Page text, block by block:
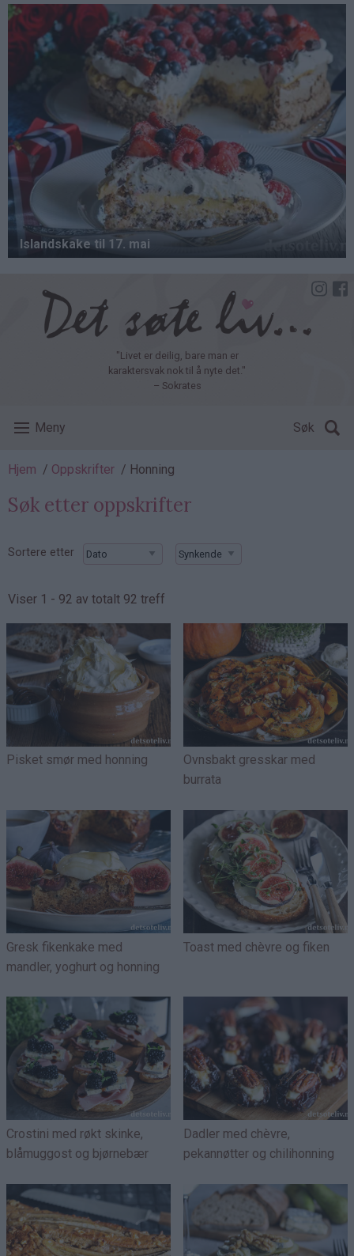
Hopp
hovedinnhold
"Livet er deilig, bare man er
karaktersvak nok til å nyte det."
– Sokrates
Meny Søk
Navigasjonssti
Hjem Oppskrifter Honning
Søk etter oppskrifter
Sortere etter
Viser 1 - 92 av totalt 92 treff
Pisket smør med honning
Ovnsbakt gresskar med
burrata
Gresk fikenkake med
mandler, yoghurt og honning
Toast med chèvre og fiken
Crostini med røkt skinke,
blåmuggost og bjørnebær
Dadler med chèvre,
pekannøtter og chilihonning